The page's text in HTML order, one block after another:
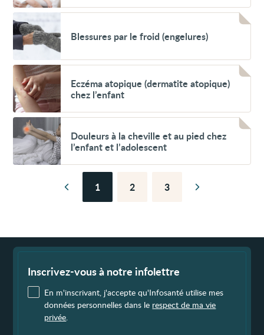
ou
refuse
de
marcher
Blessures
par
(engelures)
Blessures par le froid (engelures)
Voir
Eczéma
atopique
(dermatite
atopique)
chez
l’enfant
Eczéma atopique (dermatite atopique)
chez l’enfant
Voir
Douleurs
à
la
cheville
Douleurs à la cheville et au pied chez
l’enfant et l’adolescent
Page
précédente
Page
1 Page
2 Page
3 Page
Inscrivez-vous à notre infolettre
En m'inscrivant, j'accepte qu'Infosanté utilise mes
données personnelles dans le respect de ma vie
privée.